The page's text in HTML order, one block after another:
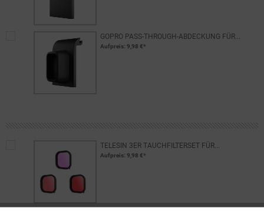
GOPRO PASS-THROUGH-ABDECKUNG FÜR...
Aufpreis: 9,98 €*
TELESIN 3ER TAUCHFILTERSET FÜR...
Aufpreis: 9,98 €*